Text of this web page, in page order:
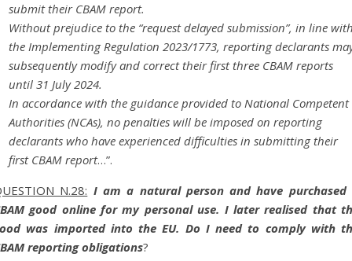
submit their CBAM report.
Without prejudice to the “request delayed submission”, in line with
the Implementing Regulation 2023/1773, reporting declarants
subsequently modify and correct their first three CBAM reports
until 31 July 2024.
In accordance with the guidance provided to National Competent
Authorities (NCAs), no penalties will be imposed on reporting
declarants who have experienced difficulties in submitting their
first CBAM report…”.
N.28: I am a natural person and have purchased
good online for my personal use. I later realised that
was imported into the EU. Do I need to comply with
reporting obligations?